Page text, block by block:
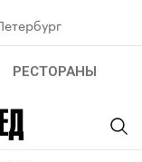
РЕСТОРАНЫ